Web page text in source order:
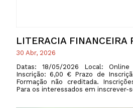
LITERACIA FINANCEIRA
30 Abr, 2026
Datas: 18/05/2026 Local:
Inscrição: 6,00 € Prazo de
Formação não creditada.
Para os interessados em inscrever-